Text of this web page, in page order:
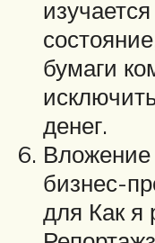
бумаги
денег.
Вложение
бизнес-
для Как я